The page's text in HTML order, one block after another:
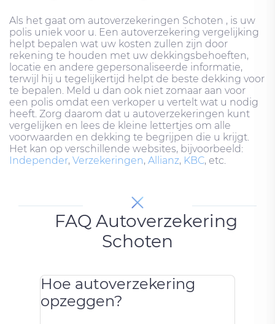
Als het gaat om autoverzekeringen Schoten , is uw
polis uniek voor u. Een autoverzekering vergelijking
helpt bepalen wat uw kosten zullen zijn door
rekening te houden met uw dekkingsbehoeften,
locatie en andere gepersonaliseerde informatie,
terwijl hij u tegelijkertijd helpt de beste dekking voor
te bepalen. Meld u dan ook niet zomaar aan voor
een polis omdat een verkoper u vertelt wat u nodig
heeft. Zorg daarom dat u autoverzekeringen kunt
vergelijken en lees de kleine lettertjes om alle
voorwaarden en dekking te begrijpen die u krijgt.
Het kan op verschillende websites, bijvoorbeeld:
Independer, Verzekeringen, Allianz, KBC, etc.
FAQ Autoverzekering
Schoten
Hoe autoverzekering
opzeggen?